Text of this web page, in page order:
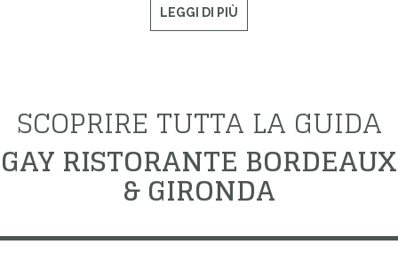
LEGGI DI PIÙ
SCOPRIRE TUTTA LA GUIDA
GAY RISTORANTE BORDEAUX
& GIRONDA